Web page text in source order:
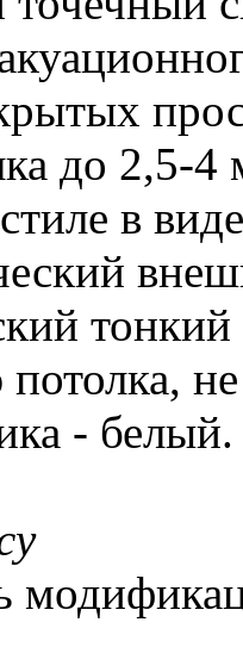
до 2,5-
в
тонкий
-